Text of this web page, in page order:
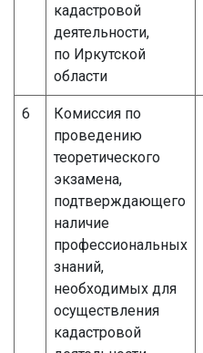
кадастровой
деятельности,
по Иркутской
области
6
Комиссия по
проведению
теоретического
экзамена,
подтверждающего
наличие
профессиональных
знаний,
необходимых для
осуществления
кадастровой